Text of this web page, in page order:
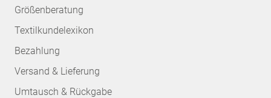
Größenberatung
Textilkundelexikon
Bezahlung
Versand & Lieferung
Umtausch & Rückgabe